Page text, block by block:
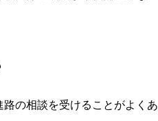
の相談を受けることがよくあ